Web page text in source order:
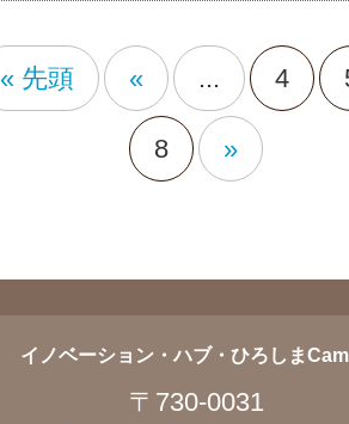
« 先頭 « ... 4
8 »
イノベーション・ハブ・ひろしま
〒730-0031